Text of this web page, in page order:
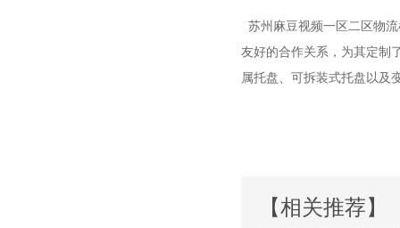
苏州麻豆视频一区二区物
友好的合作关系，为其定制
属托盘、可拆装式托盘以
【相关推荐】